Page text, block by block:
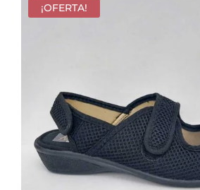
era:
¡OFERTA!